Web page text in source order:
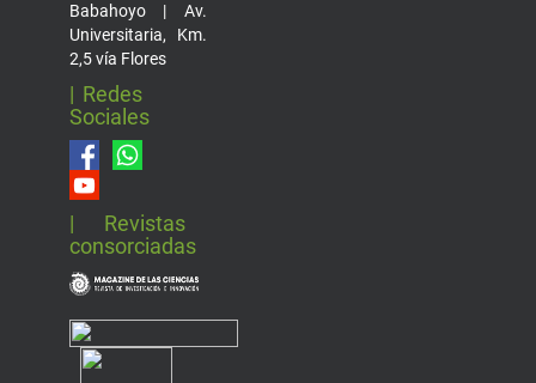
Babahoyo | Av.
Universitaria, Km.
2,5 vía Flores
| Redes
Sociales
| Revistas
consorciadas